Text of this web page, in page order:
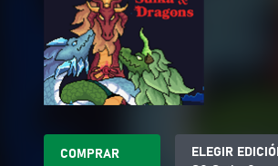
COMPRAR
ELEGIR